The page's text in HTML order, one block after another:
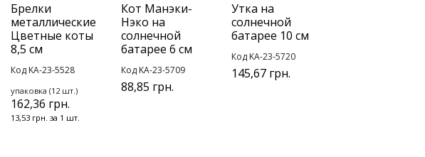
Брелки
металлические
Цветные коты
8,5 см
Код KA-23-5528
упаковка (12 шт.)
162,36 грн.
13,53 грн. за 1 шт.
Кот Манэки-
Нэко на
солнечной
батарее 6 см
Код KA-23-5709
88,85 грн.
Утка на
солнечной
батарее 10 см
Код KA-23-5720
145,67 грн.